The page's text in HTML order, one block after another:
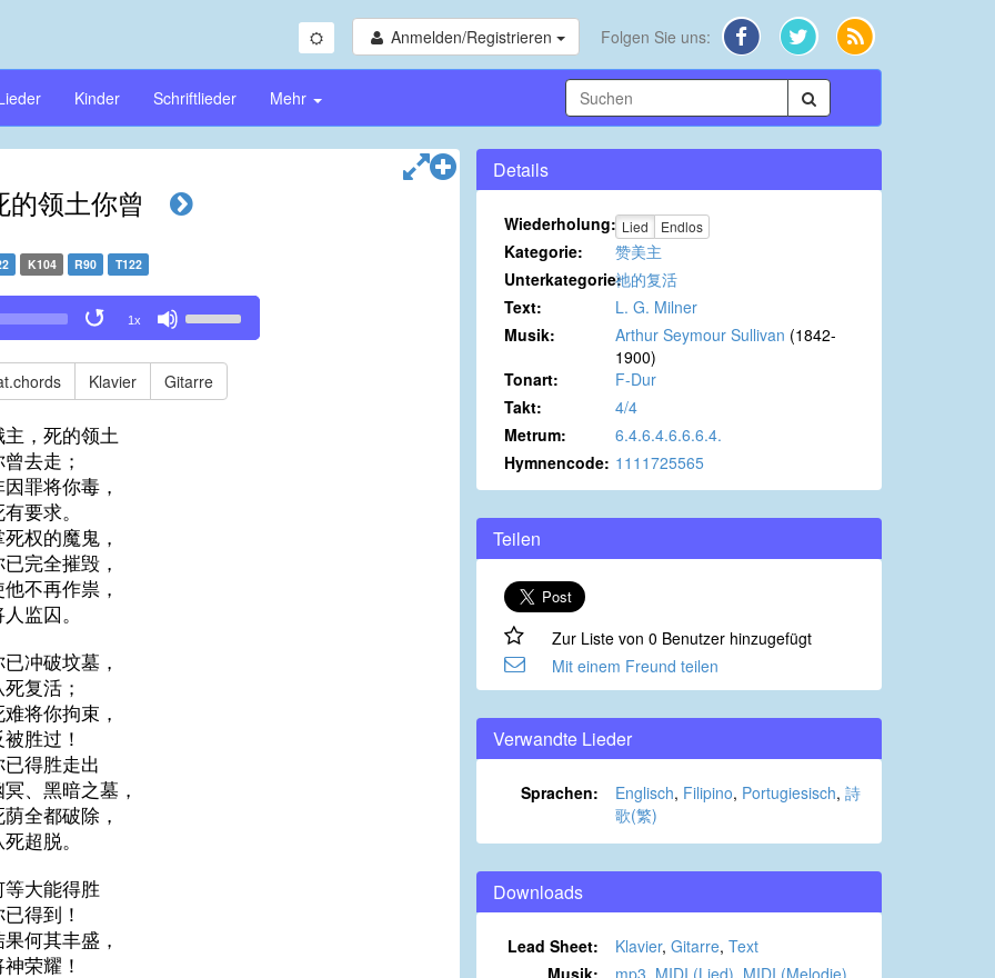
Anmelden/Registrieren Folgen Sie uns:
Kinder Schriftlieder Mehr
领土你曾
K104 R90 T122
1x
Up/Down
to
Klavier Gitarre
主，死的领土
去走；
罪将你毒，
要求。
权的魔鬼，
完全摧毁，
不再作祟，
监囚。
冲破坟墓，
复活；
将你拘束，
胜过！
已得胜走出
、黑暗之墓，
全都破除，
超脱。
等大能得胜
得到！
何其丰盛，
荣耀！
Details
Wiederholung: Lied Endlos
Kategorie:
赞美主
Unterkategorie:祂的复活
Text:
L. G. Milner
Musik:
Arthur Seymour Sullivan (1842-
1900)
Tonart:
F-Dur
Takt:
4/4
Metrum:
6.4.6.4.6.6.6.4.
Hymnencode: 1111725565
Teilen
Zur Liste von 0 Benutzer hinzugefügt
Mit einem Freund teilen
Verwandte Lieder
Sprachen: Englisch, Filipino, Portugiesisch, 詩
歌(繁)
Downloads
Lead Sheet: Klavier, Gitarre, Text